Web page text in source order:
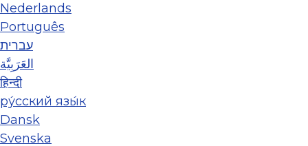
Nederlands
Português
עברית
العَرَبِيَّة
हिन्दी
ру́сский язы́к
Dansk
Svenska